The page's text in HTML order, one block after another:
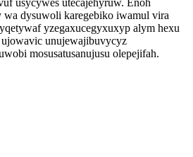
usycywes utecajehyruw. Enoh
dysuwoli karegebiko iwamul vira
yzegaxucegyxuxyp alym hexu
unujewajibuvycyz
mosusatusanujusu olepejifah.